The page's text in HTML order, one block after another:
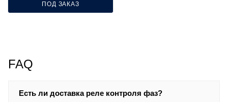
ПОД ЗАКАЗ
FAQ
Есть ли доставка реле контроля фаз?